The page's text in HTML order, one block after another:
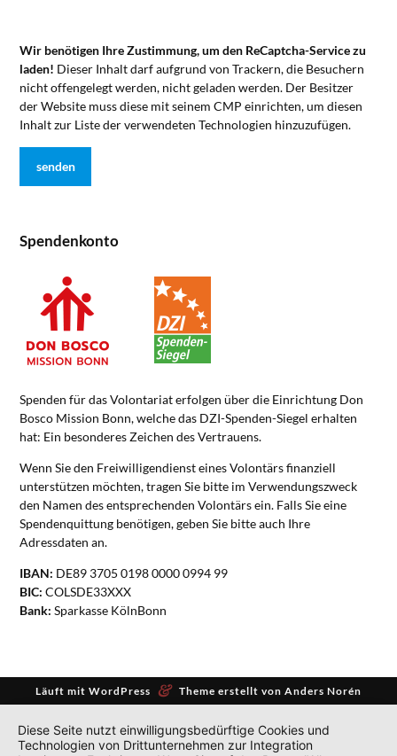
Wir benötigen Ihre Zustimmung, um den ReCaptcha-Service zu
laden! Dieser Inhalt darf aufgrund von Trackern, die Besuchern
nicht offengelegt werden, nicht geladen werden. Der Besitzer
der Website muss diese mit seinem CMP einrichten, um diesen
Inhalt zur Liste der verwendeten Technologien hinzuzufügen.
Spendenkonto
Spenden für das Volontariat erfolgen über die Einrichtung Don
Bosco Mission Bonn, welche das DZI-Spenden-Siegel erhalten
hat: Ein besonderes Zeichen des Vertrauens.
Wenn Sie den Freiwilligendienst eines Volontärs finanziell
unterstützen möchten, tragen Sie bitte im Verwendungszweck
den Namen des entsprechenden Volontärs ein. Falls Sie eine
Spendenquittung benötigen, geben Sie bitte auch Ihre
Adressdaten an.
IBAN: DE89 3705 0198 0000 0994 99
BIC: COLSDE33XXX
Bank: Sparkasse KölnBonn
Läuft mit WordPress & Theme erstellt von Anders Norén
Diese Seite nutzt einwilligungsbedürftige Cookies und
Technologien von Drittunternehmen zur Integration